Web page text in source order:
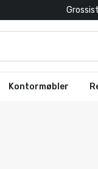
Kontormøbler